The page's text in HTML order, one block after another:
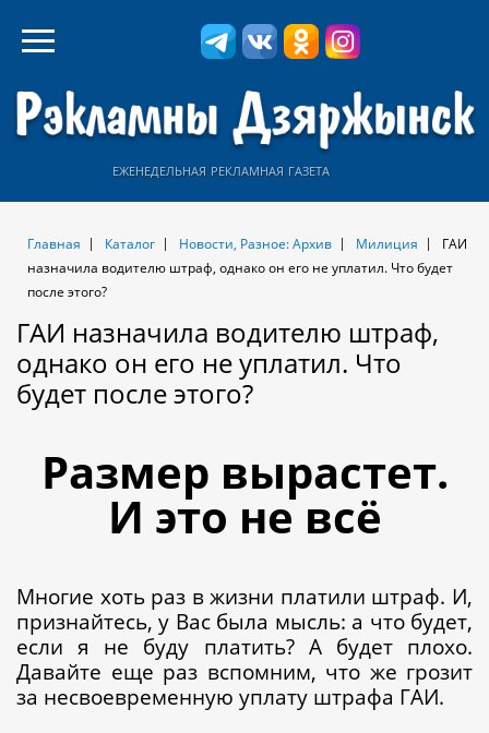
еженедельная рекламная газета
Главная Каталог Новости, Разное: Архив Милиция
ГАИ
назначила водителю штраф, однако он его не уплатил. Что будет
после этого?
ГАИ назначила водителю штраф,
однако он его не уплатил. Что
будет после этого?
Размер вырастет.
И это не всё
Многие хоть раз в жизни платили штраф. И,
признайтесь, у Вас была мысль: а что будет,
если я не буду платить? А будет плохо.
Давайте еще раз вспомним, что же грозит
за несвоевременную уплату штрафа ГАИ.